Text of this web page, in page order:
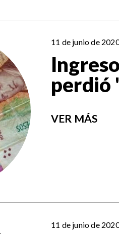
11 de junio de
perdió
VER MÁS
11 de junio de